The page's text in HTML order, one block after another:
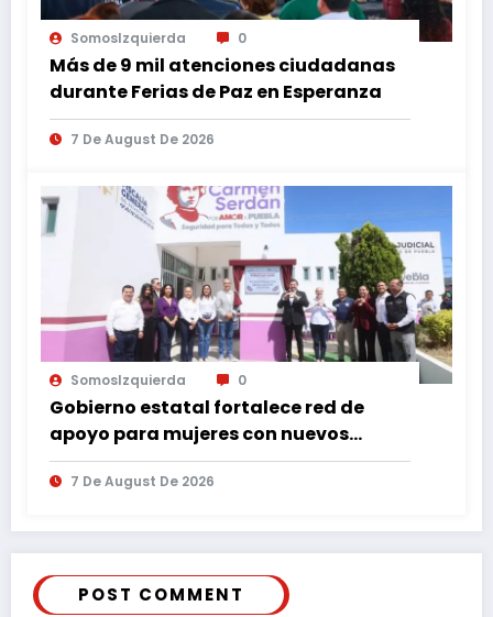
SomosIzquierda 0
Más de 9 mil atenciones ciudadanas
durante Ferias de Paz en Esperanza
7 De August De 2026
SomosIzquierda 0
Gobierno estatal fortalece red de
apoyo para mujeres con nuevos
espacios de atención en Puebla
7 De August De 2026
POST COMMENT